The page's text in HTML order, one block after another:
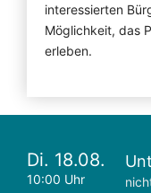
interessierten
Möglichkeit, das
erleben.
Di. 18.08.
10:00 Uhr